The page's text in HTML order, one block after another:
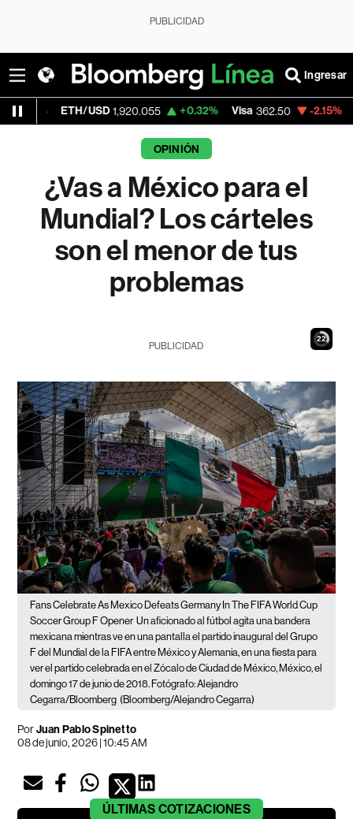
PUBLICIDAD
Ingresar
1,920.055 +0.32% Visa 362.50 -2.15% MercadoLibre
OPINIÓN
¿Vas a México para el
Mundial? Los cárteles
son el menor de tus
problemas
20
PUBLICIDAD
Fans Celebrate As Mexico Defeats Germany In The FIFA World Cup
Soccer Group F Opener Un aficionado al fútbol agita una bandera
mexicana mientras ve en una pantalla el partido inaugural del Grupo
F del Mundial de la FIFA entre México y Alemania, en una fiesta para
ver el partido celebrada en el Zócalo de Ciudad de México, México, el
domingo 17 de junio de 2018. Fotógrafo: Alejandro
Cegarra/Bloomberg (Bloomberg/Alejandro Cegarra)
PorJuan Pablo Spinetto
08 de junio, 2026 | 10:45 AM
ÚLTIMAS COTIZACIONES